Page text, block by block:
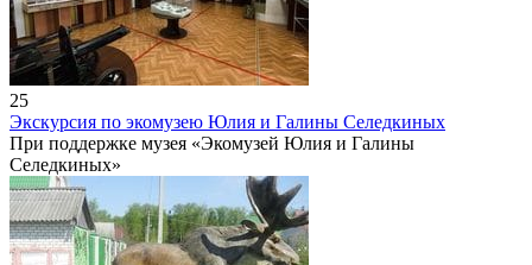
25
Экскурсия по экомузею Юлия и Галины Селедкиных
При поддержке музея «Экомузей Юлия и Галины
Селедкиных»